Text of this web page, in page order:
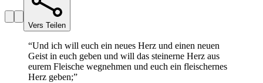
Vers Teilen
“Und ich will euch ein neues Herz und einen neuen
Geist in euch geben und will das steinerne Herz aus
eurem Fleische wegnehmen und euch ein fleischernes
Herz geben;”